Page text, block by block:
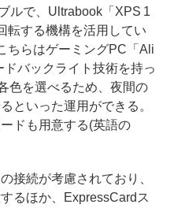
ルで、Ultrabook「XPS 1
転する機構を活用してい
ちらはゲーミングPC「Ali
バックライト技術を持っ
色を選べるため、夜間の
といった運用ができる。
ドも用意する(英語の
接続が考慮されており、
るほか、ExpressCardス